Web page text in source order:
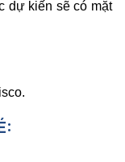
dự kiến sẽ có mặt